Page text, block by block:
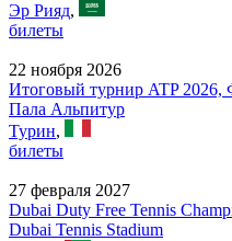
Эр Рияд,
билеты
22 ноября 2026
Итоговый турнир ATP 2026,
Пала Альпитур
Турин,
билеты
27 февраля 2027
Dubai Duty Free Tennis
Dubai Tennis Stadium